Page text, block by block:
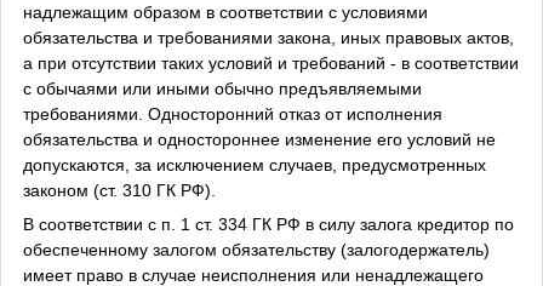
надлежащим образом в соответствии с условиями
обязательства и требованиями закона, иных правовых актов,
а при отсутствии таких условий и требований - в соответствии
с обычаями или иными обычно предъявляемыми
требованиями. Односторонний отказ от исполнения
обязательства и одностороннее изменение его условий не
допускаются, за исключением случаев, предусмотренных
законом (ст. 310 ГК РФ).
В соответствии с п. 1 ст. 334 ГК РФ в силу залога кредитор по
обеспеченному залогом обязательству (залогодержатель)
имеет право в случае неисполнения или ненадлежащего